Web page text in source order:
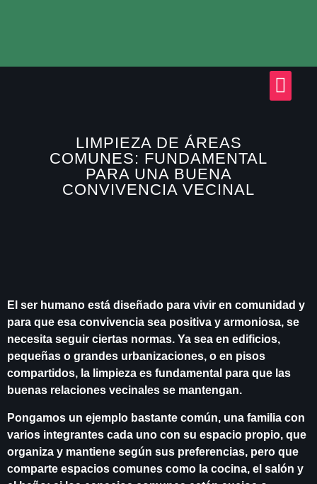
LIMPIEZA DE ÁREAS
COMUNES: FUNDAMENTAL
PARA UNA BUENA
CONVIVENCIA VECINAL
El ser humano está diseñado para vivir en comunidad y
para que esa convivencia sea positiva y armoniosa, se
necesita seguir ciertas normas. Ya sea en edificios,
pequeñas o grandes urbanizaciones, o en pisos
compartidos, la limpieza es fundamental para que las
buenas relaciones vecinales se mantengan.
Pongamos un ejemplo bastante común, una familia con
varios integrantes cada uno con su espacio propio, que
organiza y mantiene según sus preferencias, pero que
comparte espacios comunes como la cocina, el salón y